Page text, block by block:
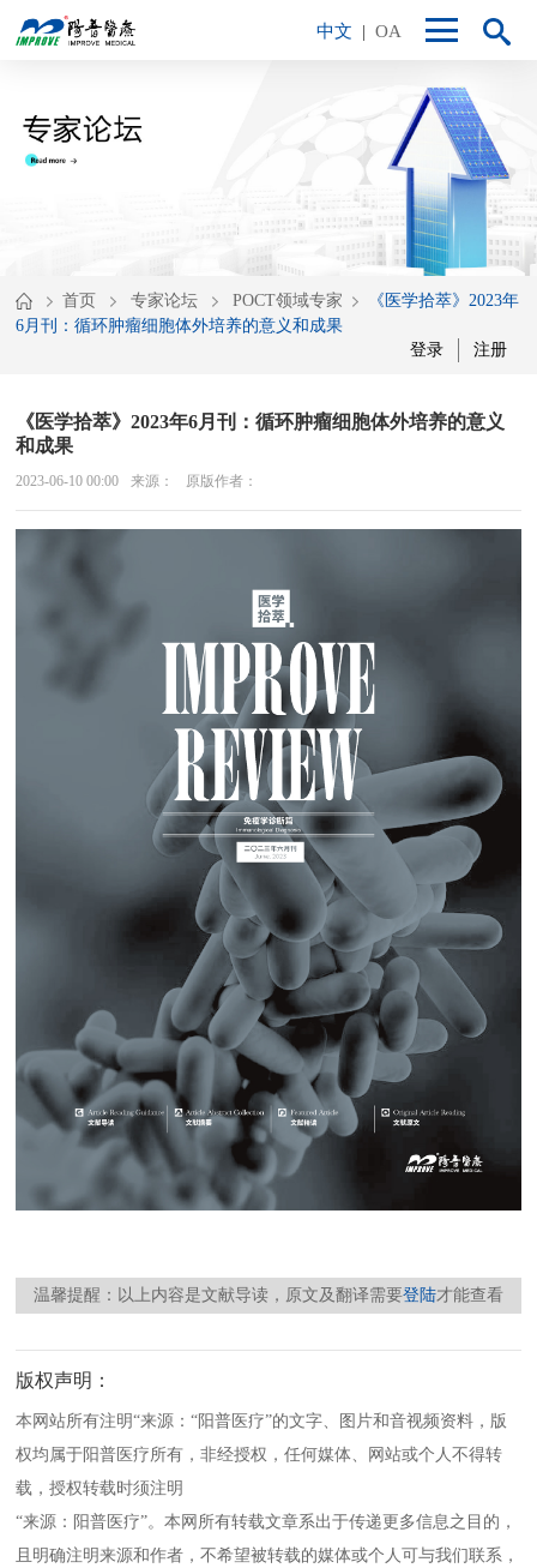
中文 | OA
首页 专家论坛 POCT领域专家
《医学拾萃》2023年
6月刊：循环肿瘤细胞体外培养的意义和成果
登录
注册
《医学拾萃》2023年6月刊：循环肿瘤细胞体外培养的意义
和成果
2023-06-10 00:00 来源： 原版作者：
温馨提醒：以上内容是文献导读，原文及翻译需要登陆才能查看
版权声明：
本网站所有注明“来源：“阳普医疗”的文字、图片和音视频资料，版
权均属于阳普医疗所有，非经授权，任何媒体、网站或个人不得转
载，授权转载时须注明
“来源：阳普医疗”。本网所有转载文章系出于传递更多信息之目的，
且明确注明来源和作者，不希望被转载的媒体或个人可与我们联系，